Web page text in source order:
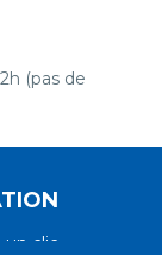
(pas de
un clic